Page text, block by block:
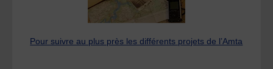
Pour suivre au plus près les différents projets de l’Amta